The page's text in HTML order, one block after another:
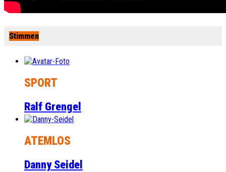
Stimmen
SPORT
Ralf Grengel
ATEMLOS
Danny Seidel